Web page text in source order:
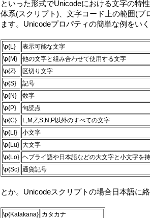
といった形式でUnicodeにおける文字の特
体系(スクリプト)、文字コード上の範囲(ブ
ます。Unicodeプロパティの簡単な例をい
\p{L}
表示可能な文字
\p{M}
他の文字と組み合わせて使用する文字
\p{Z}
区切り文字
\p{S}
記号
\p{N}
数字
\p{P}
句読点
\p{C}
L,M,Z,S,N,P以外のすべての文字
\p{Ll}
小文字
\p{Lu} 大文字
\p{Lo} ヘブライ語や日本語などの大文字と小文字を
\p{Sc} 通貨記号
とか。Unicodeスクリプトの場合日本語に
\p{Katakana} カタカナ